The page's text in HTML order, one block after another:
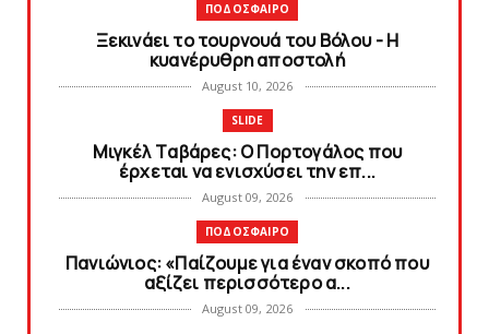
ΠΟΔΟΣΦΑΙΡΟ
Ξεκινάει το τουρνουά του Βόλου - H
κυανέρυθρη αποστολή
August 10, 2026
SLIDE
Mιγκέλ Tαβάρες: O Πορτογάλος που
έρχεται να ενισχύσει την επ...
August 09, 2026
ΠΟΔΟΣΦΑΙΡΟ
Πανιώνιoς: «Παίζουμε για έναν σκοπό που
αξίζει περισσότερο α...
August 09, 2026